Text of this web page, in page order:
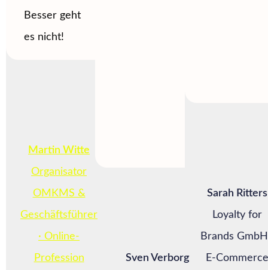
Besser geht
es nicht!
Martin Witte
Organisator
OMKMS &
Geschäftsführer
· Online-
Profession
Sven Verborg
Sarah Ritters
Loyalty for
Brands GmbH
E-